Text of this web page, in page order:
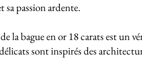
sa passion ardente.
la bague en or 18 carats est un
sont inspirés des